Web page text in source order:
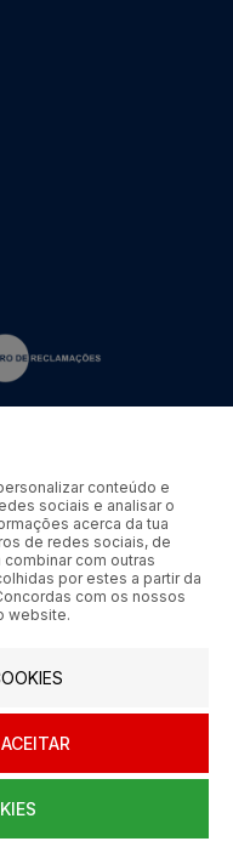
e Acessórios de Braga
taxa em vigor.
CARRINHO CONTA
conteúdo e
sociais e analisar o
acerca da tua
de redes sociais, de
com outras
por estes a partir da
com os nossos
website.